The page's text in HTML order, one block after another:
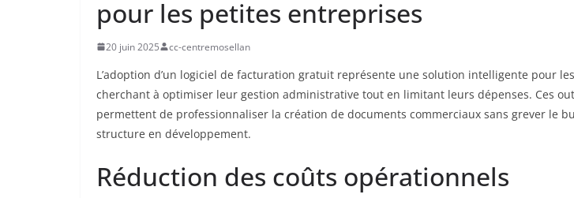
pour les petites entreprises
20 juin 2025 cc-centremosellan
L’adoption d’un logiciel de facturation gratuit représente une solution intelligente pour
cherchant à optimiser leur gestion administrative tout en limitant leurs dépenses. Ces
permettent de professionnaliser la création de documents commerciaux sans grever le
structure en développement.
Réduction des coûts opérationnels